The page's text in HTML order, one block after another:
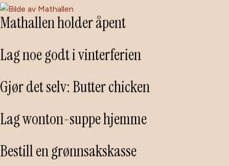
Mathallen holder åpent
Lag noe godt i vinterferien
Gjør det selv: Butter chicken
Lag wonton-suppe hjemme
Bestill en grønnsakskasse